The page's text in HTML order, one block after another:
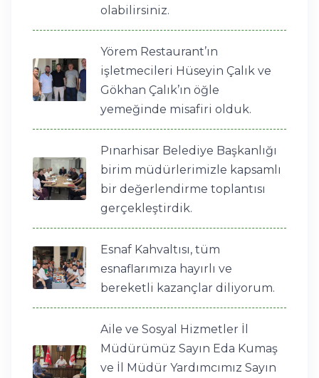
olabilirsiniz.
Yörem Restaurant’ın
işletmecileri Hüseyin Çalık ve
Gökhan Çalık’ın öğle
yemeğinde misafiri olduk.
Pınarhisar Belediye Başkanlığı
birim müdürlerimizle kapsamlı
bir değerlendirme toplantısı
gerçekleştirdik.
Esnaf Kahvaltısı, tüm
esnaflarımıza hayırlı ve
bereketli kazançlar diliyorum.
Aile ve Sosyal Hizmetler İl
Müdürümüz Sayın Eda Kumaş
ve İl Müdür Yardımcımız Sayın